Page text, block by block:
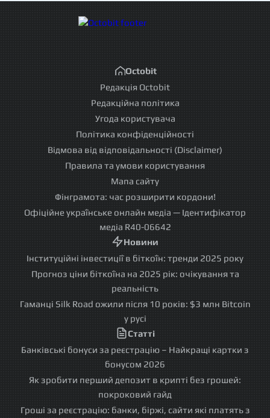
Octobit
Редакція Octobit
Редакційна політика
Угода користувача
Політика конфіденційності
Відмова від відповідальності (Disclaimer)
Правила та умови користування
Мапа сайту
Фінграмота: час розширити кордони!
Офіційне українське онлайн медіа — Ідентифікатор
медіа R40-06642
Новини
Інституційні інвестиції в біткоїн: тренди 2025 року
Прогноз ціни біткоїна на 2025 рік: очікування та
реальність
Гаманці Silk Road ожили після 10 років: $3 млн Bitcoin
у русі
Статті
Банківські бонуси за реєстрацію – Найкращі картки з
бонусом 2026
Як зробити перший депозит в крипті без грошей:
покроковий гайд
Гроші за реєстрацію: банки, біржі, сайти які платять з